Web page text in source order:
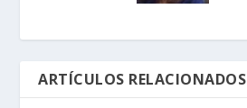
ARTÍCULOS RELACIONADOS